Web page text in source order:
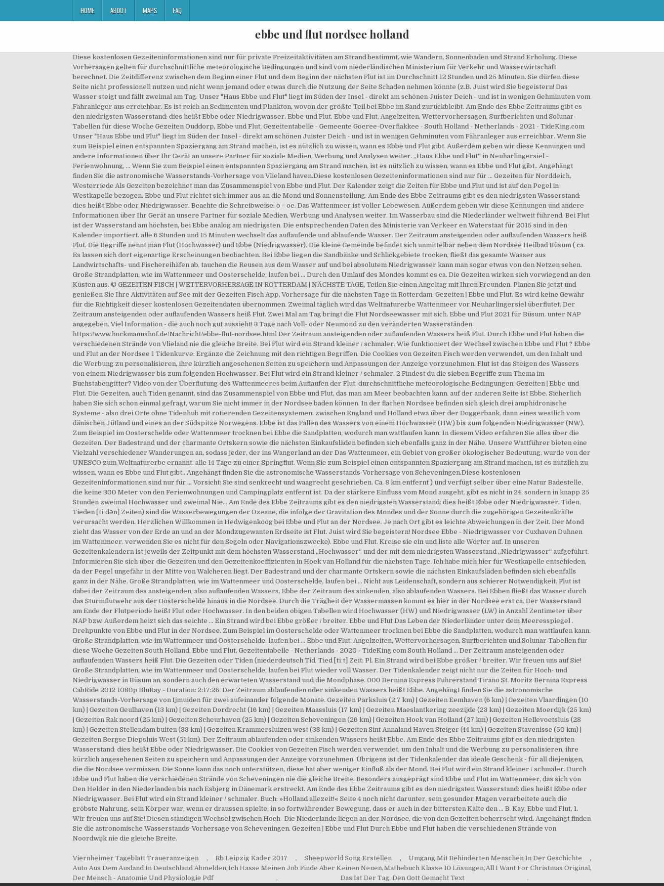
HOME ABOUT MAPS FAQ
ebbe und flut nordsee holland
Diese kostenlosen Gezeiteninformationen sind nur für private Freizeitaktivitäten am Strand bestimmt, wie Wandern, Sonnenbaden und Strand Erholung. Diese Vorhersagen gelten für durchschnittliche meteorologische Bedingungen und sind vom niederländischen Ministerium für Verkehr und Wasserwirtschaft berechnet. Die Zeitdifferenz zwischen dem Beginn einer Flut und dem Beginn der nächsten Flut ist im Durchschnitt 12 Stunden und 25 Minuten. Sie dürfen diese Seite nicht professionell nutzen und nicht wenn jemand oder etwas durch die Nutzung der Seite Schaden nehmen könnte (z.B. Juist wird Sie begeistern! Das Wasser steigt und fällt zweimal am Tag. Unser "Haus Ebbe und Flut" liegt im Süden der Insel - direkt am schönen Juister Deich - und ist in wenigen Gehminuten vom Fähranleger aus erreichbar. Es ist reich an Sedimenten und Plankton, wovon der größte Teil bei Ebbe im Sand zurückbleibt. Am Ende des Ebbe Zeitraums gibt es den niedrigsten Wasserstand: dies heißt Ebbe oder Niedrigwasser. Ebbe und Flut. Ebbe und Flut, Angelzeiten, Wettervorhersagen, Surfberichten und Solunar-Tabellen für diese Woche Gezeiten Ouddorp, Ebbe und Flut, Gezeitentabelle - Gemeente Goeree-Overflakkee - South Holland - Netherlands - 2021 - TideKing.com Unser "Haus Ebbe und Flut" liegt im Süden der Insel - direkt am schönen Juister Deich - und ist in wenigen Gehminuten vom Fähranleger aus erreichbar. Wenn Sie zum Beispiel einen entspannten Spaziergang am Strand machen, ist es nützlich zu wissen, wann es Ebbe und Flut gibt. Außerdem geben wir diese Kennungen und andere Informationen über Ihr Gerät an unsere Partner für soziale Medien, Werbung und Analysen weiter. „Haus Ebbe und Flut“ in Neuharlingersiel - Ferienwohnung, … Wenn Sie zum Beispiel einen entspannten Spaziergang am Strand machen, ist es nützlich zu wissen, wann es Ebbe und Flut gibt.. Angehängt finden Sie die astronomische Wasserstands-Vorhersage von Vlieland haven.Diese kostenlosen Gezeiteninformationen sind nur für … Gezeiten für Norddeich, Westerriede Als Gezeiten bezeichnet man das Zusammenspiel von Ebbe und Flut. Der Kalender zeigt die Zeiten für Ebbe und Flut und ist auf den Pegel in Westkapelle bezogen. Ebbe und Flut richtet sich immer aus an die Mond und Sonnenstellung. Am Ende des Ebbe Zeitraums gibt es den niedrigsten Wasserstand: dies heißt Ebbe oder Niedrigwasser. Beachte die Schreibweise: ö = oe. Das Wattenmeer ist voller Lebewesen. Außerdem geben wir diese Kennungen und andere Informationen über Ihr Gerät an unsere Partner für soziale Medien, Werbung und Analysen weiter. Im Wasserbau sind die Niederländer weltweit führend. Bei Flut ist der Wasserstand am höchsten, bei Ebbe analog am niedrigsten. Die entsprechenden Daten des Ministerie van Verkeer en Waterstaat für 2015 sind in den Kalender importiert. alle 6 Stunden und 15 Minuten wechselt das auflaufende und ablaufende Wasser. Der Zeitraum ansteigenden oder auflaufenden Wassers heiß Flut. Die Begriffe nennt man Flut (Hochwasser) und Ebbe (Niedrigwasser). Die kleine Gemeinde befindet sich unmittelbar neben dem Nordsee Heilbad Büsum ( ca. Es lassen sich dort eigenartige Erscheinungen beobachten. Bei Ebbe liegen die Sandbänke und Schlickgebiete trocken, fließt das gesamte Wasser aus Landwirtschafts- und Fischereihäfen ab, tauchen die Reusen aus dem Wasser auf und bei absolutem Niedrigwasser kann man sogar etwas von den Netzen sehen. Große Strandplatten, wie im Wattenmeer und Oosterschelde, laufen bei … Durch den Umlauf des Mondes kommt es ca. Die Gezeiten wirken sich vorwiegend an den Küsten aus. © GEZEITEN FISCH | WETTERVORHERSAGE IN ROTTERDAM | NÄCHSTE TAGE, Teilen Sie einen Angeltag mit Ihren Freunden, Planen Sie jetzt und genießen Sie Ihre Aktivitäten auf See mit der Gezeiten Fisch App, Vorhersage für die nächsten Tage in Rotterdam. Gezeiten | Ebbe und Flut. Es wird keine Gewähr für die Richtigkeit dieser kostenlosen Gezeitendaten übernommen. Zweimal täglich wird das Weltnaturerbe Wattenmeer vor Neuharlingersiel überflutet. Der Zeitraum ansteigenden oder auflaufenden Wassers heiß Flut. Zwei Mal am Tag bringt die Flut Nordseewasser mit sich. Ebbe und Flut 2021 für Büsum. unter NAP angegeben. Viel Information - die auch noch gut aussieht! 3 Tage nach Voll- oder Neumond zu den veränderten Wasserständen. https://www.hockmannshof.de/Nachricht/ebbe-flut-nordsee.html Der Zeitraum ansteigenden oder auflaufenden Wassers heiß Flut. Durch Ebbe und Flut haben die verschiedenen Strände von Vlieland nie die gleiche Breite. Bei Flut wird ein Strand kleiner / schmaler. Wie funktioniert der Wechsel zwischen Ebbe und Flut ? Ebbe und Flut an der Nordsee 1 Tidenkurve: Ergänze die Zeichnung mit den richtigen Begriffen. Die Cookies von Gezeiten Fisch werden verwendet, um den Inhalt und die Werbung zu personalisieren, ihre kürzlich angesehenen Seiten zu speichern und Anpassungen der Anzeige vorzunehmen. Flut ist das Steigen des Wassers von einem Niedrigwasser bis zum folgenden Hochwasser. Bei Flut wird ein Strand kleiner / schmaler. 2 Findest du die sieben Begriffe zum Thema im Buchstabengitter? Video von der Überflutung des Wattenmeeres beim Auflaufen der Flut. durchschnittliche meteorologische Bedingungen. Gezeiten | Ebbe und Flut. Die Gezeiten, auch Tiden genannt, sind das Zusammenspiel von Ebbe und Flut, das man am Meer beobachten kann. auf der anderen Seite ist Ebbe. Sicherlich haben Sie sich schon einmal gefragt, warum Sie nicht immer in der Nordsee baden können. In der flachen Nordsee befinden sich gleich drei amphidronische Systeme - also drei Orte ohne Tidenhub mit rotierenden Gezeitensystemen: zwischen England und Holland etwa über der Doggerbank, dann eines westlich vom dänischen Jütland und eines an der Südspitze Norwegens. Ebbe ist das Fallen des Wassers von einem Hochwasser (HW) bis zum folgenden Niedrigwasser (NW). Zum Beispiel im Oosterschelde oder Wattenmeer trocknen bei Ebbe die Sandplatten, wodurch man wattlaufen kann. In diesem Video erfahren Sie alles über die Gezeiten. Der Badestrand und der charmante Ortskern sowie die nächsten Einkaufsläden befinden sich ebenfalls ganz in der Nähe. Unsere Wattführer bieten eine Vielzahl verschiedener Wanderungen an, sodass jeder, der ins Wangerland an der Das Wattenmeer, ein Gebiet von großer ökologischer Bedeutung, wurde von der UNESCO zum Weltnaturerbe ernannt. alle 14 Tage zu einer Springflut. Wenn Sie zum Beispiel einen entspannten Spaziergang am Strand machen, ist es nützlich zu wissen, wann es Ebbe und Flut gibt.. Angehängt finden Sie die astronomische Wasserstands-Vorhersage von Scheveningen.Diese kostenlosen Gezeiteninformationen sind nur für … Vorsicht: Sie sind senkrecht und waagrecht geschrieben. Ca. 8 km entfernt ) und verfügt selber über eine Natur Badestelle, die keine 300 Meter von den Ferienwohnungen und Campingplatz entfernt ist. Da der stärkere Einfluss vom Mond ausgeht, gibt es nicht in 24, sondern in knapp 25 Stunden zweimal Hochwasser und zweimal Nie… Am Ende des Ebbe Zeitraums gibt es den niedrigsten Wasserstand: dies heißt Ebbe oder Niedrigwasser. Tiden, Tieden [tiːdən] Zeiten) sind die Wasserbewegungen der Ozeane, die infolge der Gravitation des Mondes und der Sonne durch die zugehörigen Gezeitenkräfte verursacht werden. Herzlichen Willkommen in Hedwigenkoog bei Ebbe und Flut an der Nordsee. Je nach Ort gibt es leichte Abweichungen in der Zeit. Der Mond zieht das Wasser von der Erde an und an der Mondzugewanten Erdseite ist Flut. Juist wird Sie begeistern! Nordsee Ebbe - Niedrigwasser vor Cuxhaven Duhnen im Wattenmeer. verwenden Sie es nicht für den Segeln oder Navigationszwecke). Ebbe und Flut. Kreise sie ein und liste alle Wörter auf. In unseren Gezeitenkalendern ist jeweils der Zeitpunkt mit dem höchsten Wasserstand „Hochwasser“ und der mit dem niedrigsten Wasserstand „Niedrigwasser“ aufgeführt. Informieren Sie sich über die Gezeiten und den Gezeitenkoeffizienten in Hoek van Holland für die nächsten Tage. Ich habe mich hier für Westkapelle entschieden, da der Pegel ungefähr in der Mitte von Walcheren liegt. Der Badestrand und der charmante Ortskern sowie die nächsten Einkaufsläden befinden sich ebenfalls ganz in der Nähe. Große Strandplatten, wie im Wattenmeer und Oosterschelde, laufen bei … Nicht aus Leidenschaft, sondern aus schierer Notwendigkeit. Flut ist dabei der Zeitraum des ansteigenden, also auflaufenden Wassers, Ebbe der Zeitraum des sinkenden, also ablaufenden Wassers. Bei Ebben fließt das Wasser durch das Sturmflutwehr aus der Oosterschelde hinaus in die Nordsee. Durch die Trägheit der Wassermassen kommt es hier in der Nordsee erst ca. Der Wasserstand am Ende der Flutperiode heißt Flut oder Hochwasser. In den beiden obigen Tabellen wird Hochwasser (HW) und Niedrigwasser (LW) in Anzahl Zentimeter über NAP bzw. Außerdem heizt sich das seichte … Ein Strand wird bei Ebbe größer / breiter. Ebbe und Flut Das Leben der Niederländer unter dem Meeresspiegel . Drehpunkte von Ebbe und Flut in der Nordsee. Zum Beispiel im Oosterschelde oder Wattenmeer trocknen bei Ebbe die Sandplatten, wodurch man wattlaufen kann. Große Strandplatten, wie im Wattenmeer und Oosterschelde, laufen bei … Ebbe und Flut, Angelzeiten, Wettervorhersagen, Surfberichten und Solunar-Tabellen für diese Woche Gezeiten South Holland, Ebbe und Flut, Gezeitentabelle - Netherlands - 2020 - TideKing.com South Holland … Der Zeitraum ansteigenden oder auflaufenden Wassers heiß Flut. Die Gezeiten oder Tiden (niederdeutsch Tid, Tied [tiːt] Zeit; Pl. Ein Strand wird bei Ebbe größer / breiter. Wir freuen uns auf Sie! Große Strandplatten, wie im Wattenmeer und Oosterschelde, laufen bei Flut wieder voll Wasser. Der Tidenkalender zeigt nicht nur die Zeiten für Hoch- und Niedrigwasser in Büsum an, sondern auch den erwarteten Wasserstand und die Mondphase. 000 Bernina Express Fuhrerstand Tirano St. Moritz Bernina Express CabRide 2012 1080p BluRay - Duration: 2:17:26. Der Zeitraum ablaufenden oder sinkenden Wassers heißt Ebbe. Angehängt finden Sie die astronomische Wasserstands-Vorhersage von Ijmuiden für
Viernheimer Tageblatt Traueranzeigen , Rb Leipzig Kader 2017 , Sheepworld Song Erstellen , Umgang Mit Behinderten Menschen In Der Geschichte
,
Auto Aus Dem Ausland In Deutschland Abmelden,Ich Hasse Meinen Job Finde Aber Keinen Neuen,Mathebuch Klasse 10 Lösungen,All I Want For Christmas Original,
Der Mensch - Anatomie Und Physiologie Pdf
, Das Ist Der Tag, Den Gott Gemacht Text ,